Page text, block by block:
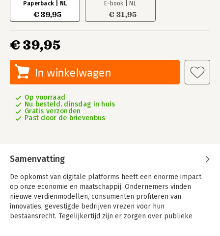
Paperback | NL
€ 39,95
E-book | NL
€ 31,95
€ 39,95
In winkelwagen
Op voorraad
Nu besteld, dinsdag in huis
Gratis verzonden
Past door de brievenbus
Samenvatting
De opkomst van digitale platforms heeft een enorme impact
op onze economie en maatschappij. Ondernemers vinden
nieuwe verdienmodellen, consumenten profiteren van
innovaties, gevestigde bedrijven vrezen voor hun
bestaansrecht. Tegelijkertijd zijn er zorgen over publieke